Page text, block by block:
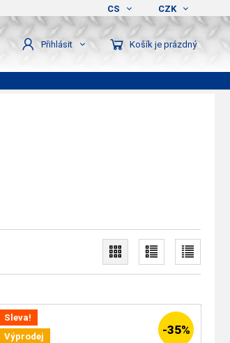
CS CZK
Přihlásit Košík je prázdný
Sleva!
Výprodej
-35%